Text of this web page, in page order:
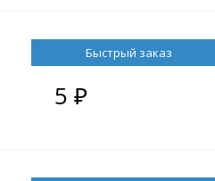
5 ₽